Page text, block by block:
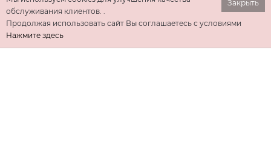
Закрыть
обслуживания клиентов. .
Продолжая использовать сайт Вы соглашаетесь с условиями
Нажмите здесь